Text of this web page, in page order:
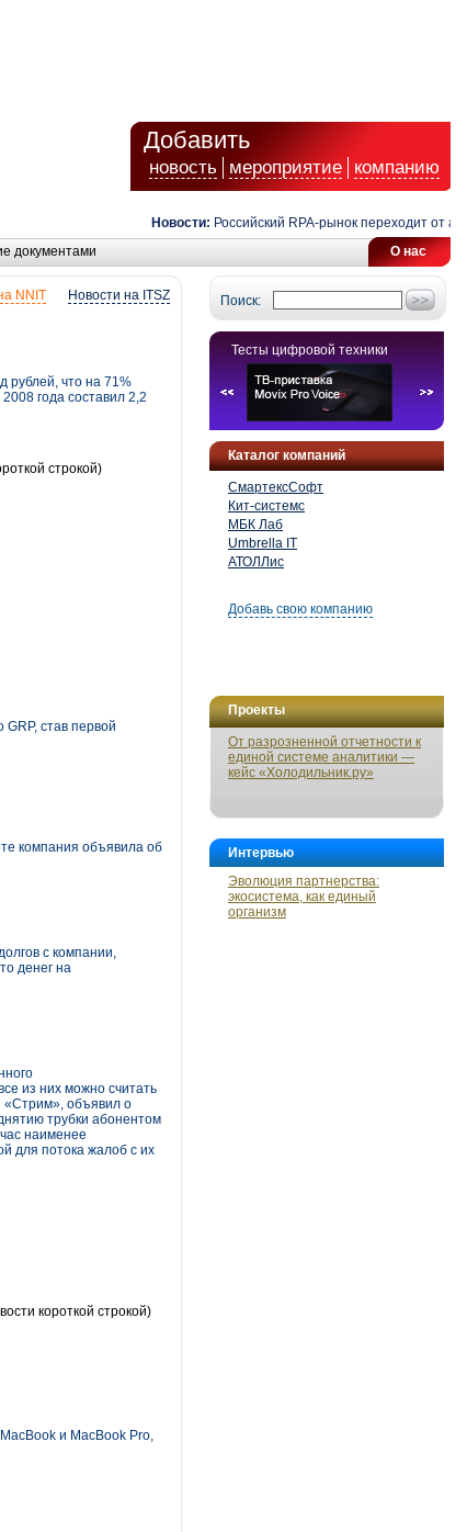
Добавить
новость мероприятие компанию
Новости: Российский RPA-рынок переходит от
О нас
документами
Поиск:
Тесты цифровой техники
Каталог компаний
СмартексСофт
Кит-системс
МБК Лаб
Umbrella IT
АТОЛЛис
Добавь свою компанию
Проекты
От разрозненной отчетности к
единой системе аналитики —
кейс «Холодильник.ру»
Интервью
Эволюция партнерства:
экосистема, как единый
организм
Новости на ITSZ
NNIT
рублей, что на 71%
года составил 2,2
строкой)
став первой
компания объявила об
с компании,
денег на
из них можно считать
«Стрим», объявил о
трубки абонентом
наименее
для потока жалоб с их
короткой строкой)
и MacBook Pro,